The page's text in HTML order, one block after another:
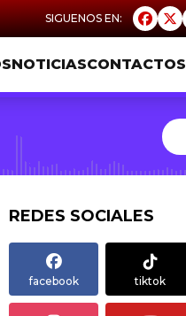
NOTICIASCONTACTOS
REDES SOCIALES
facebook tiktok